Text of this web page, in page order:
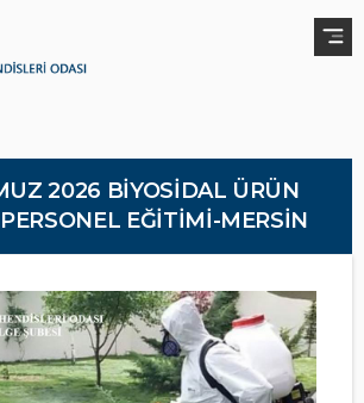
2026 BİYOSİDAL ÜRÜN
EĞİTİMİ-MERSİN